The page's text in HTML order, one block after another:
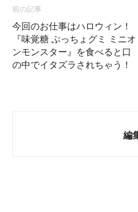
前の記事
今回のお仕事はハロウィン！
『味覚糖 ぷっちょグミ ミニオ
ンモンスター』を食べると口
の中でイタズラされちゃう！
編